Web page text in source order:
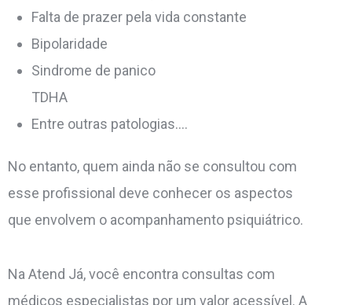
Falta de prazer pela vida constante
Bipolaridade
Sindrome de panico
TDHA
Entre outras patologias….
No entanto, quem ainda não se consultou com
esse profissional deve conhecer os aspectos
que envolvem o acompanhamento psiquiátrico.
Na Atend Já, você encontra consultas com
médicos especialistas por um valor acessível. A